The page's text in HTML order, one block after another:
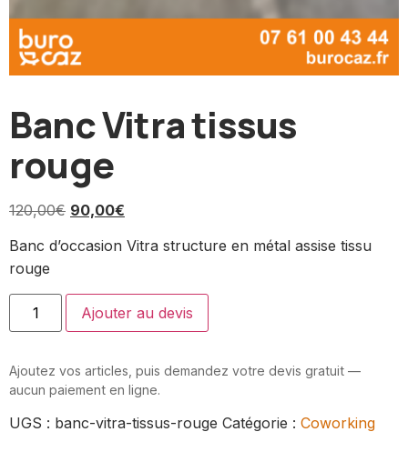
Banc Vitra tissus
rouge
120,00€ 90,00€
Banc d’occasion Vitra structure en métal assise tissu
rouge
Ajouter au devis
Ajoutez vos articles, puis demandez votre devis gratuit —
aucun paiement en ligne.
UGS : banc-vitra-tissus-rouge Catégorie : Coworking